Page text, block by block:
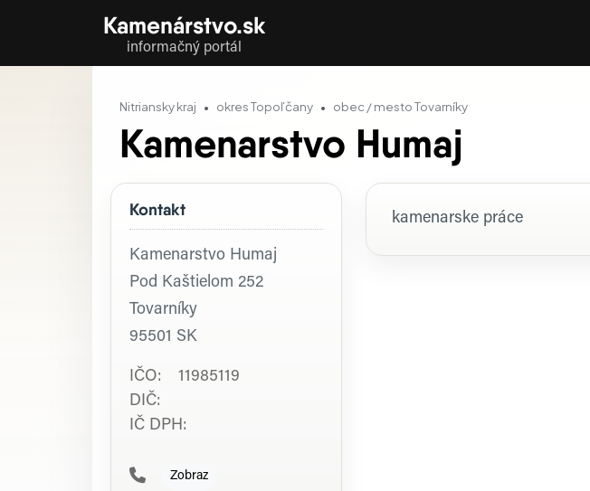
Kamenárstvo.sk
informačný portál
Nitriansky kraj okres Topoľčany obec / mesto Tovarníky
Kamenarstvo Humaj
Kontakt
Kamenarstvo Humaj
Pod Kaštielom 252
Tovarníky
95501 SK
IČO: 11985119
DIČ:
IČ DPH:
Zobraz
Profil firmy
kamenarske práce